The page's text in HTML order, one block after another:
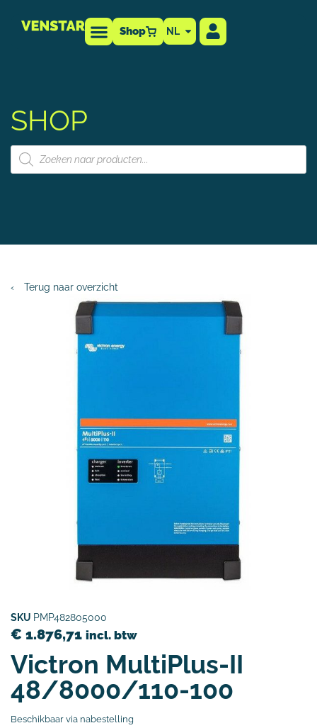
Shop NL
SHOP
‹ Terug naar overzicht
SKU PMP482805000
€ 1.876,71 incl. btw
Victron MultiPlus-II
48/8000/110-100
Beschikbaar via nabestelling